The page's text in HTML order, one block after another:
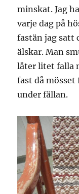
minskat. Jag
varje dag på
fastän jag satt
älskar. Man
låter litet falla
fast då
under fällan.